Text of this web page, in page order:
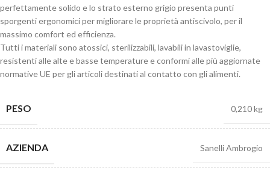
perfettamente solido e lo strato esterno grigio presenta punti
sporgenti ergonomici per migliorare le proprietà antiscivolo, per il
massimo comfort ed efficienza.
Tutti i materiali sono atossici, sterilizzabili, lavabili in lavastoviglie,
resistenti alle alte e basse temperature e conformi alle più aggiornate
normative UE per gli articoli destinati al contatto con gli alimenti.
PESO 0,210 kg
AZIENDA Sanelli Ambrogio